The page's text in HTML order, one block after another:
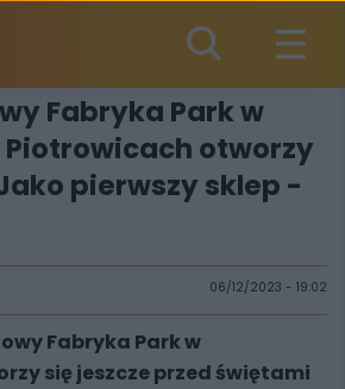
Fabryka Park w
otworzy
pierwszy sklep -
06/12/2023 - 19:02
Fabryka Park w
się jeszcze przed świętami